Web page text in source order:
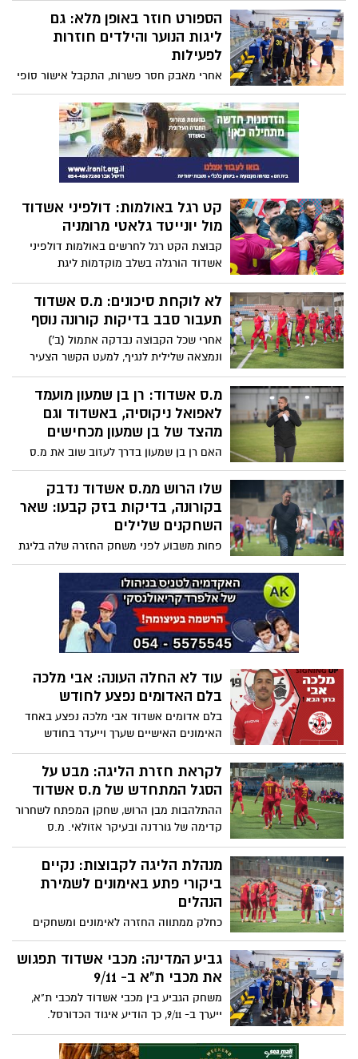
אימון. אשדוד גברה 75-62
הספורט חוזר באופן מלא: גם
ליגות הנוער והילדים חוזרות
לפעילות
אחרי מאבק חסר פשרות, התקבל אישור סופי
בקבינט הקורונה הכולל בתוכו את החזרת
הספורט לילדים ונוער בספורט התחרותי בכל
הענפים
קט רגל באולמות: דולפיני אשדוד
מול יונייטד גלאטי מרומניה
קבוצת הקט רגל לחרשים באולמות דולפיני
אשדוד הורגלה בשלב מוקדמות ליגת
האלופות מול הקבוצה העשירה מרומניה
יונייטד גלאטי, המשחק יתקיים מחוץ לישראל
בכל מקרה
לא לוקחת סיכונים: מ.ס אשדוד
תעבור סבב בדיקות קורונה נוסף
אחרי שכל הקבוצה נבדקה אתמול (ב')
ונמצאה שלילית לנגיף, למעט הקשר הצעיר
שלו הרוש, מ.ס אשדוד לא רוצה לקחת
סיכונים ותערוך סבב בדיקות נוסף לקראת
המשחק בראשון מול בני יהודה. האם המשחק
מ.ס אשדוד: רן בן שמעון מועמד
לאפואל ניקוסיה, באשדוד וגם
מהצד של בן שמעון מכחישים
האם רן בן שמעון בדרך לעזוב שוב את מ.ס
אשדוד לטובת קפריסין? תלוי את מי שואלים.
לטענת התקשורת הקפריסאית המאמן קיבל
פנייה מקבוצת אפואל ניקוסיה שמאמנה פוטר
לאחרונה. מצד אשדוד וגם מצידו של בן
שמעון לא יודעים על הפנייה "והם מרוכזים
במשחק בראשון מול בני יהודה"
שלו הרוש ממ.ס אשדוד נדבק
בקורונה, בדיקות בזק קבעו: שאר
השחקנים שלילים
פחות משבוע לפני משחק החזרה שלה בליגת
העל, שלו הרוש שחקן סגל הקבוצה הבוגרת
של מ.ס אשדוד נמצא חיובי לנגיף. סבב של
בדיקות בזק עם תוצאות בתוך 15 דקות גילה
שיתר חבריו לא נדבקו
עוד לא החלה העונה: אבי מלכה
בלם האדומים נפצע לחודש
בלם אדומים אשדוד אבי מלכה נפצע באחד
האימונים האישיים שערך וייעדר בחודש
הקרוב. הקבוצות אמורות לחזור לאימונים
כנראה כבר בימים הקרובים, מלכה בכל מקרה
עשוי לא לפתוח את העונה
לקראת חזרת הליגה: מבט על
הסגל המתחדש של מ.ס אשדוד
ההתלהבות מבן הרוש, שחקן המפתח לשחרור
קדימה של גורדנה ובעיקר אזולאי. מ.ס
אשדוד ניצלה את פגרת הקורונה השנייה בכדי
לשפץ מעט את הסגל, בראשון הבא תהיה
הזדמנות ראשונה לראות את מ.ס אשדוד
החדשה- ישנה. בקבוצה מאד אופטימיים
ובטוחים שיש לקבוצה יכולת להגיע גבוה
העונה
מנהלת הליגה לקבוצות: נקיים
ביקורי פתע באימונים לשמירת
הנהלים
כחלק ממתווה החזרה לאימונים ומשחקים
הודיעו במשרד הבריאות שהם יגיעו לביקורי
פתע באימוני הקבוצות בכדי לבדוק שנהלים
נשמרים. בינתיים בשל איסור קיום משחקי
מתוכננים השבוע
גביע המדינה: מכבי אשדוד תפגוש
את מכבי ת"א ב- 9/11
משחק הגביע בין מכבי אשדוד למכבי ת"א,
ייערך ב- 9/11, כך הודיע איגוד הכדורסל.
אשדוד מהליגה השנייה תארח את מכבי ת"א
במסגרת הסיבוב הראשון בגביע